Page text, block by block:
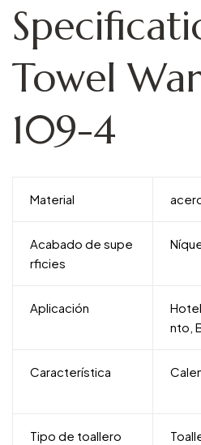
Towel
109-4
Material
Acabado de supe
rficies
Aplicación
nto,
Característica
Tipo de toallero